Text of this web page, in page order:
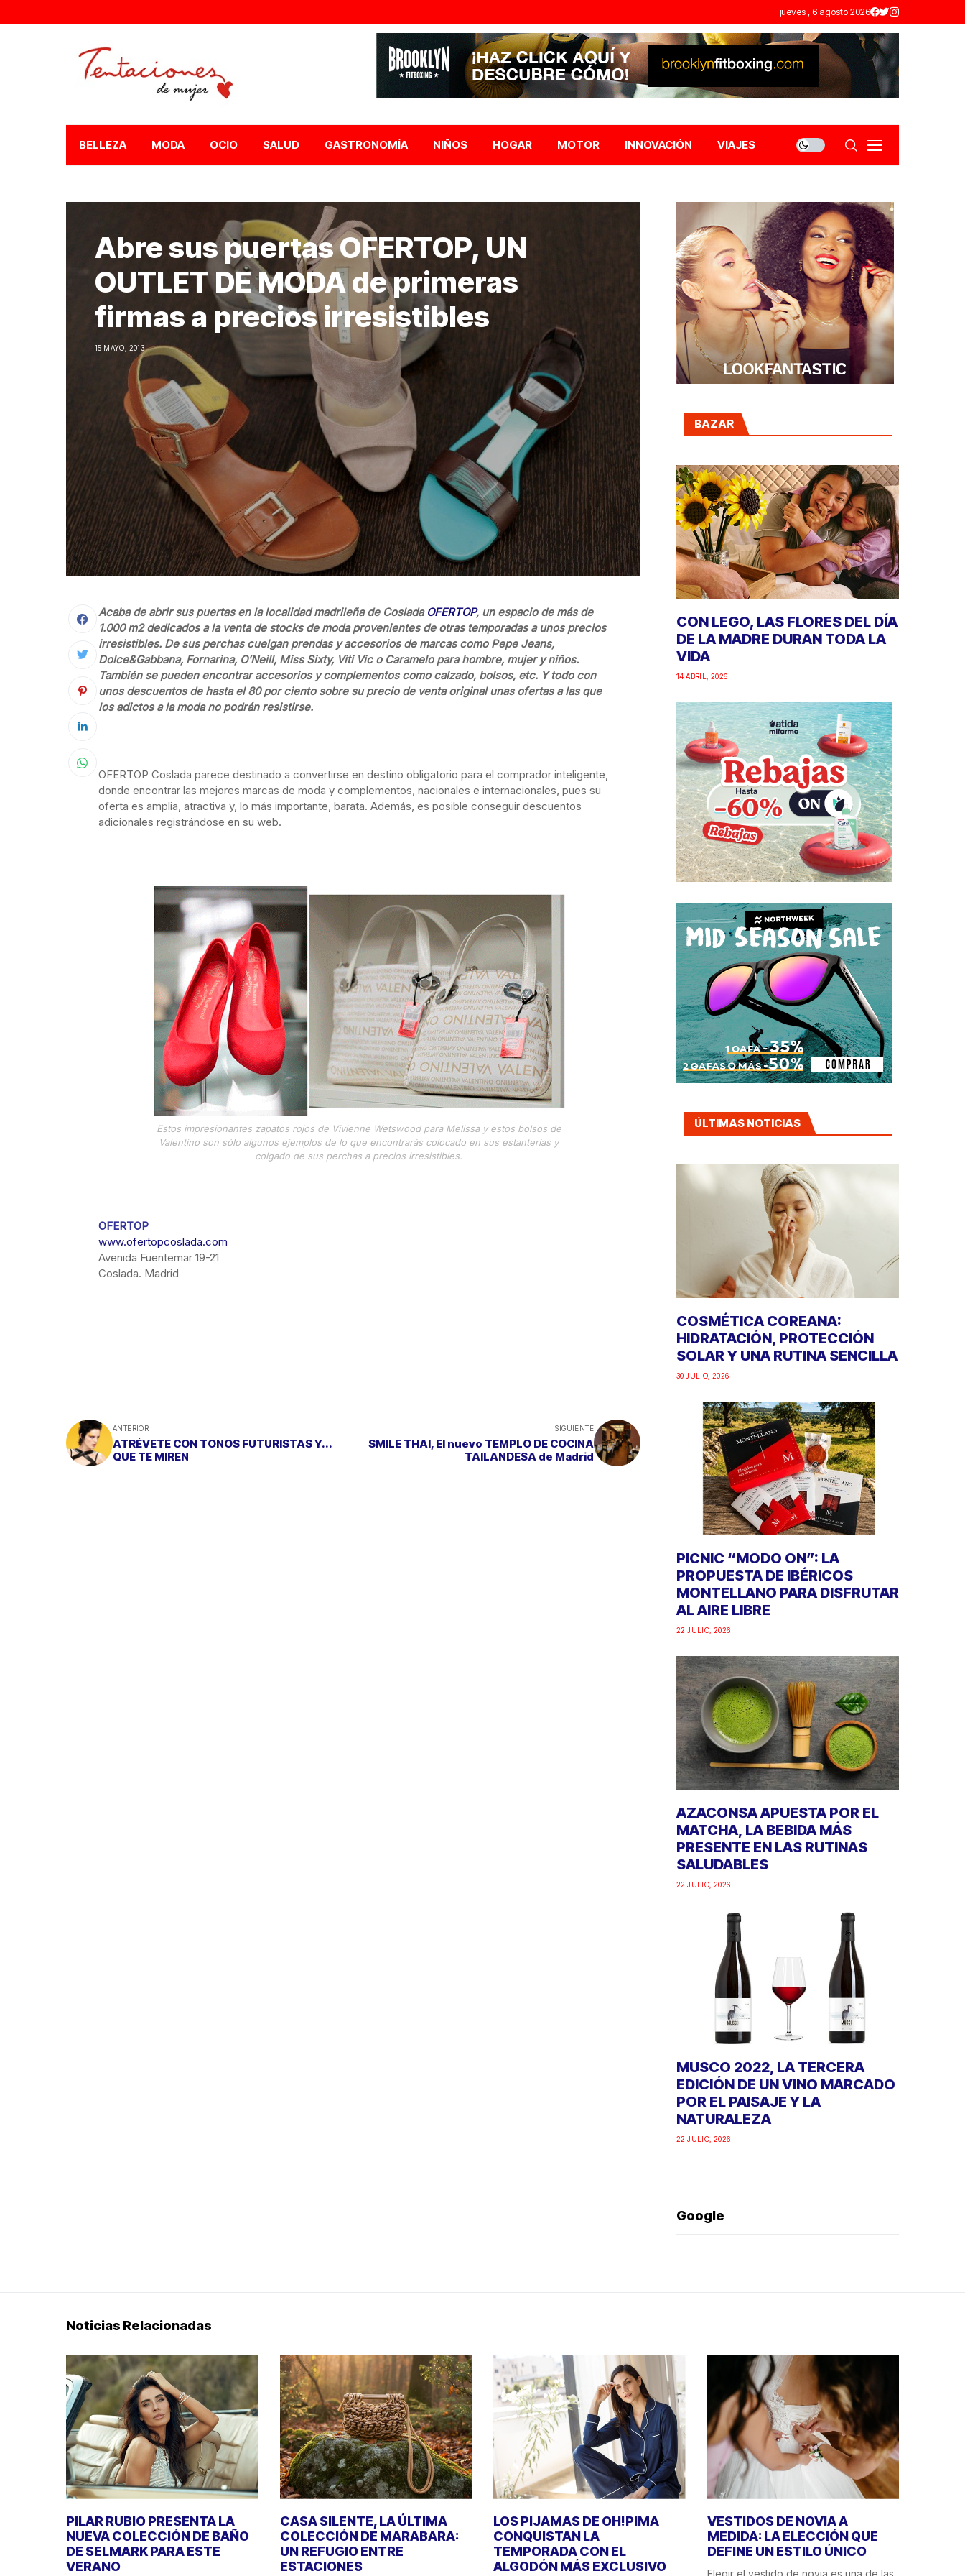
jueves , 6 agosto 2026
BELLEZA MODA OCIO SALUD GASTRONOMÍA NIÑOS HOGAR MOTOR INNOVACIÓN VIAJES
Abre sus puertas OFERTOP, UN
OUTLET DE MODA de primeras
firmas a precios irresistibles
15 MAYO, 2013
Acaba de abrir sus puertas en la localidad madrileña de Coslada OFERTOP, un espacio de más de
1.000 m2 dedicados a la venta de stocks de moda provenientes de otras temporadas a unos precios
irresistibles. De sus perchas cuelgan prendas y accesorios de marcas como Pepe Jeans,
Dolce&Gabbana, Fornarina, O’Neill, Miss Sixty, Viti Vic o Caramelo para hombre, mujer y niños.
También se pueden encontrar accesorios y complementos como calzado, bolsos, etc. Y todo con
unos descuentos de hasta el 80 por ciento sobre su precio de venta original unas ofertas a las que
los adictos a la moda no podrán resistirse.
OFERTOP Coslada parece destinado a convertirse en destino obligatorio para el comprador inteligente,
donde encontrar las mejores marcas de moda y complementos, nacionales e internacionales, pues su
oferta es amplia, atractiva y, lo más importante, barata. Además, es posible conseguir descuentos
adicionales registrándose en su web.
Estos impresionantes zapatos rojos de Vivienne Wetswood para Melissa y estos bolsos de
Valentino son sólo algunos ejemplos de lo que encontrarás colocado en sus estanterías y
colgado de sus perchas a precios irresistibles.
OFERTOP
www.ofertopcoslada.com
Avenida Fuentemar 19-21
Coslada. Madrid
ANTERIOR
ATRÉVETE CON TONOS FUTURISTAS Y...
QUE TE MIREN
SIGUIENTE
SMILE THAI, El nuevo TEMPLO DE COCINA
TAILANDESA de Madrid
BAZAR
CON LEGO, LAS FLORES DEL DÍA
DE LA MADRE DURAN TODA LA
VIDA
14 ABRIL, 2026
ÚLTIMAS NOTICIAS
COSMÉTICA COREANA:
HIDRATACIÓN, PROTECCIÓN
SOLAR Y UNA RUTINA SENCILLA
30 JULIO, 2026
PICNIC “MODO ON”: LA
PROPUESTA DE IBÉRICOS
MONTELLANO PARA DISFRUTAR
AL AIRE LIBRE
22 JULIO, 2026
AZACONSA APUESTA POR EL
MATCHA, LA BEBIDA MÁS
PRESENTE EN LAS RUTINAS
SALUDABLES
22 JULIO, 2026
MUSCO 2022, LA TERCERA
EDICIÓN DE UN VINO MARCADO
POR EL PAISAJE Y LA
NATURALEZA
22 JULIO, 2026
Google
Noticias Relacionadas
PILAR RUBIO PRESENTA LA
NUEVA COLECCIÓN DE BAÑO
DE SELMARK PARA ESTE
VERANO
CASA SILENTE, LA ÚLTIMA
COLECCIÓN DE MARABARA:
UN REFUGIO ENTRE
ESTACIONES
LOS PIJAMAS DE OH!PIMA
CONQUISTAN LA
TEMPORADA CON EL
ALGODÓN MÁS EXCLUSIVO
VESTIDOS DE NOVIA A
MEDIDA: LA ELECCIÓN QUE
DEFINE UN ESTILO ÚNICO
Elegir el vestido de novia es una de las